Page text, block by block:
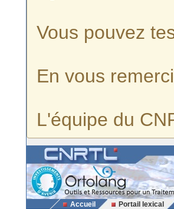
Vous pouvez
En vous
L'équipe du
Accueil Portail lexical